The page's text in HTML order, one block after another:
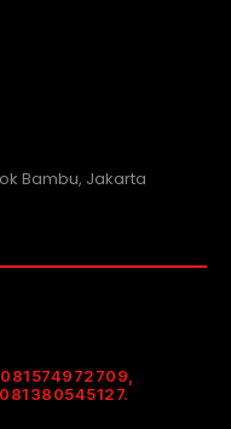
Bambu, Jakarta